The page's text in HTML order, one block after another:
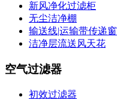
新风净化过滤柜
无尘洁净棚
输送线|运输带传递窗
洁净层流送风天花
空气过滤器
初效过滤器